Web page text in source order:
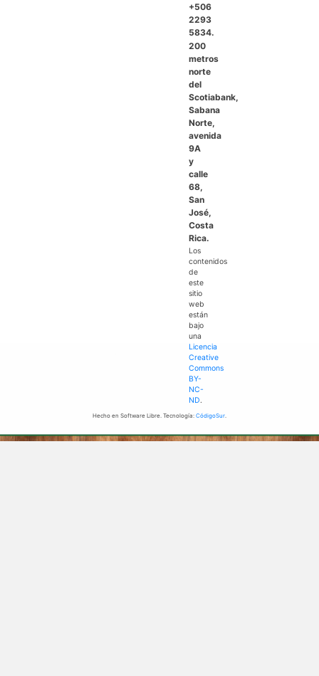
+506
2293
5834.
200
metros
norte
del
Scotiabank,
Sabana
Norte,
avenida
9A
y
calle
68,
San
José,
Costa
Rica.
Los
contenidos
de
este
sitio
web
están
bajo
una
Licencia
Creative
Commons
BY-
NC-
ND.
Hecho en Software Libre. Tecnología: CódigoSur.